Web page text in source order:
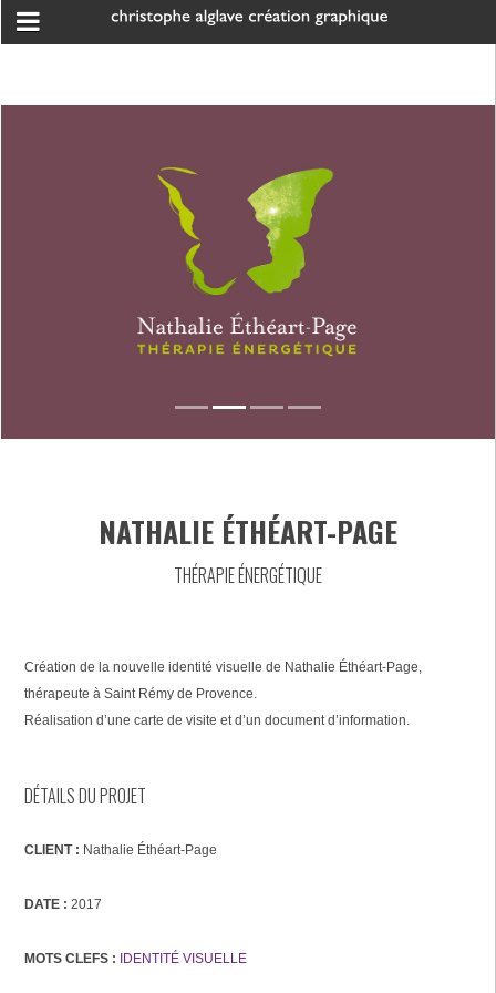
NATHALIE ÉTHÉART-PAGE
THÉRAPIE ÉNERGÉTIQUE
Création de la nouvelle identité visuelle de Nathalie Éthéart-Page,
thérapeute à Saint Rémy de Provence.
Réalisation d’une carte de visite et d’un document d’information.
DÉTAILS DU PROJET
CLIENT : Nathalie Éthéart-Page
DATE : 2017
MOTS CLEFS : IDENTITÉ VISUELLE